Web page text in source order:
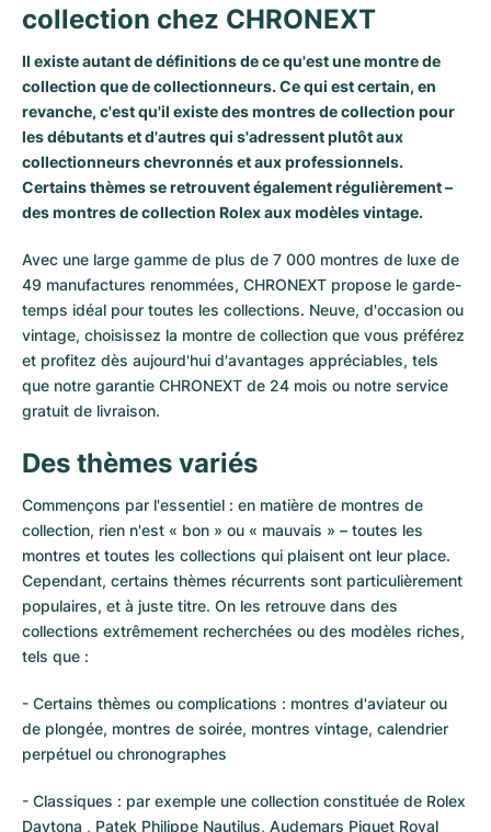
collection chez CHRONEXT
Il existe autant de définitions de ce qu'est une montre de
collection que de collectionneurs. Ce qui est certain, en
revanche, c'est qu'il existe des montres de collection pour
les débutants et d'autres qui s'adressent plutôt aux
collectionneurs chevronnés et aux professionnels.
Certains thèmes se retrouvent également régulièrement –
des montres de collection Rolex aux modèles vintage.
Avec une large gamme de plus de 7 000 montres de luxe de
49 manufactures renommées, CHRONEXT propose le garde-
temps idéal pour toutes les collections. Neuve, d'occasion ou
vintage, choisissez la montre de collection que vous préférez
et profitez dès aujourd'hui d'avantages appréciables, tels
que notre garantie CHRONEXT de 24 mois ou notre service
gratuit de livraison.
Des thèmes variés
Commençons par l'essentiel : en matière de montres de
collection, rien n'est « bon » ou « mauvais » – toutes les
montres et toutes les collections qui plaisent ont leur place.
Cependant, certains thèmes récurrents sont particulièrement
populaires, et à juste titre. On les retrouve dans des
collections extrêmement recherchées ou des modèles riches,
tels que :
- Certains thèmes ou complications : montres d'aviateur ou
de plongée, montres de soirée, montres vintage, calendrier
perpétuel ou chronographes
- Classiques : par exemple une collection constituée de Rolex
Daytona , Patek Philippe Nautilus, Audemars Piguet Royal